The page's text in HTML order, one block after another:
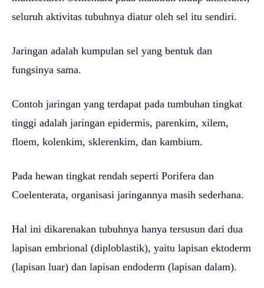
seluruh aktivitas tubuhnya diatur oleh sel itu sendiri.
Jaringan adalah kumpulan sel yang bentuk dan
fungsinya sama.
Contoh jaringan yang terdapat pada tumbuhan tingkat
tinggi adalah jaringan epidermis, parenkim, xilem,
floem, kolenkim, sklerenkim, dan kambium.
Pada hewan tingkat rendah seperti Porifera dan
Coelenterata, organisasi jaringannya masih sederhana.
Hal ini dikarenakan tubuhnya hanya tersusun dari dua
lapisan embrional (diploblastik), yaitu lapisan ektoderm
(lapisan luar) dan lapisan endoderm (lapisan dalam).